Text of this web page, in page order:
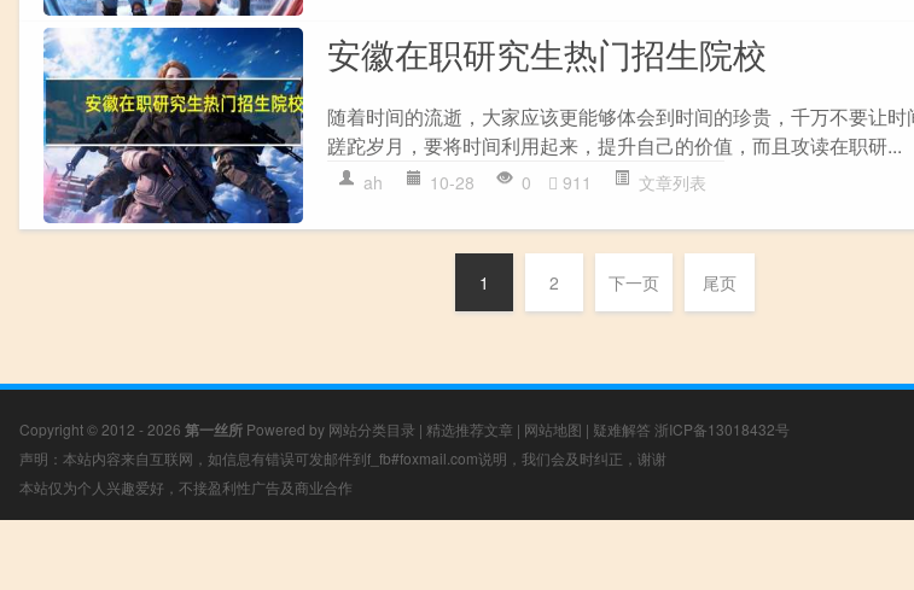
安徽在职研究生热门招生院校
随着时间的流逝，大家应该更能够体会到时间的珍贵，千万不要让
蹉跎岁月，要将时间利用起来，提升自己的价值，而且攻读在职研...
ah 10-28 0 911 文章列表
1 2 下一页 尾页
Copyright © 2012 - 2026 第一丝所 Powered by 网站分类目录 | 精选推荐文章 | 网站地图 | 疑难解答 浙ICP备13018432号
声明：本站内容来自互联网，如信息有错误可发邮件到f_fb#foxmail.com说明，我们会及时纠正，谢谢
本站仅为个人兴趣爱好，不接盈利性广告及商业合作